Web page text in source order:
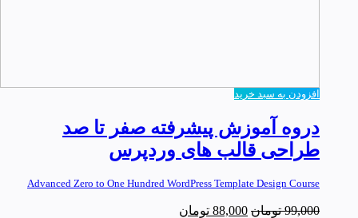
افزودن به سبد خرید
دروه آموزش پیشرفته صفر تا صد
طراحی قالب های وردپرس
Advanced Zero to One Hundred WordPress Template Design Course
99,000 تومان 88,000 تومان